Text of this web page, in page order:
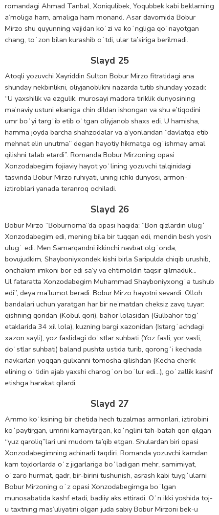
romandagi Ahmad Tanbal, Xoniqulibek, Yoqubbek kabi beklarning
a’moliga ham, amaliga ham monand. Asar davomida Bobur
Mirzo shu quyunning vajidan koʻzi va koʻngliga qoʻnayotgan
chang, toʻzon bilan kurashib oʻtdi, ular ta’siriga berilmadi.
Slayd 25
Atoqli yozuvchi Xayriddin Sulton Bobur Mirzo fitratidagi ana
shunday nekbinlikni, oliyjanoblikni nazarda tutib shunday yozadi:
“U yaxshilik va ezgulik, murosayi madora tiriklik dunyosining
ma’naviy ustuni ekaniga chin dildan ishongan va shu e’tiqodini
umr boʻyi targʻib etib oʻtgan oliyjanob shaxs edi. U hamisha,
hamma joyda barcha shahzodalar va a’yonlaridan “davlatqa etib
mehnat elin unutma” degan hayotiy hikmatga ogʻishmay amal
qilishni talab etardi”. Romanda Bobur Mirzoning opasi
Xonzodabegim fojiaviy hayot yoʻlining yozuvchi talqinidagi
tasvirida Bobur Mirzo ruhiyati, uning ichki dunyosi, armon-
iztiroblari yanada teranroq ochiladi.
Slayd 26
Bobur Mirzo “Boburnoma”da opasi haqida: “Bori qizlardin ulugʻ
Xonzodabegim edi, mening bila bir tuqqan edi, mendin besh yosh
ulugʻ edi. Men Samarqandni ikkinchi navbat olgʻonda,
bovujudkim, Shayboniyxondek kishi birla Saripulda chiqib urushib,
onchakim imkoni bor edi sa’y va ehtimoldin taqsir qilmaduk…
Ul fataratta Xonzodabegim Muhammad Shayboniyxongʻa tushub
edi”, deya ma’lumot beradi. Bobur Mirzo hayotni sevardi. Olloh
bandalari uchun yaratgan har bir ne’matdan cheksiz zavq tuyar:
qishning qoridan (Kobul qori), bahor lolasidan (Gulbahor togʻ
etaklarida 34 xil lola), kuzning bargi xazonidan (Istargʻachdagi
xazon sayli), yoz faslidagi doʻstlar suhbati (Yoz fasli, yor vasli,
doʻstlar suhbati) baland pushta ustida turib, qorongʻi kechada
navkarlari yoqqan gulxanni tomosha qilishdan (Kecha cherik
elining oʻtidin ajab yaxshi charogʻon boʻlur edi…), goʻzallik kashf
etishga harakat qilardi.
Slayd 27
Ammo koʻksining bir chetida hech tuzalmas armonlari, iztirobini
koʻpaytirgan, umrini kamaytirgan, koʻnglini tah-batah qon qilgan
“yuz qaroliq”lari uni mudom ta’qib etgan. Shulardan biri opasi
Xonzodabegimning achinarli taqdiri. Romanda yozuvchi kamdan
kam tojdorlarda oʻz jigarlariga boʻladigan mehr, samimiyat,
oʻzaro hurmat, qadr, bir-birini tushunish, asrash kabi tuygʻularni
Bobur Mirzoning oʻz opasi Xonzodabegimga boʻlgan
munosabatida kashf etadi, badiiy aks ettiradi. Oʻn ikki yoshida toj-
u taxtning mas’uliyatini olgan juda sabiy Bobur Mirzoni bek-u